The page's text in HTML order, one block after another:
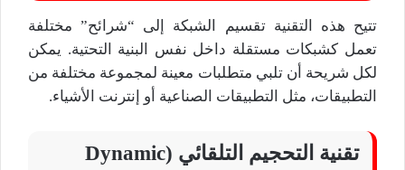
تتيح هذه التقنية تقسيم الشبكة إلى “شرائح” مختلفة
تعمل كشبكات مستقلة داخل نفس البنية التحتية. يمكن
لكل شريحة أن تلبي متطلبات معينة لمجموعة مختلفة من
التطبيقات، مثل التطبيقات الصناعية أو إنترنت الأشياء.
تقنية التحجيم التلقائي (Dynamic